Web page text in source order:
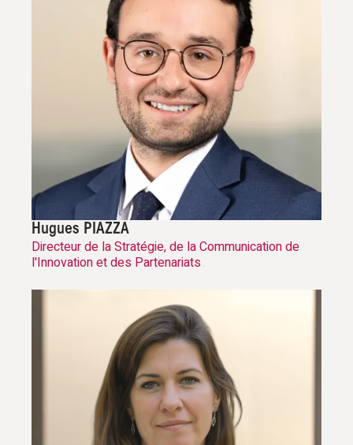
Hugues PIAZZA
Directeur de la Stratégie, de la Communication de
l'Innovation et des Partenariats